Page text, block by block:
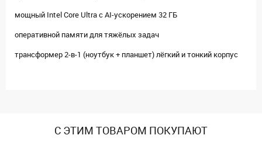
мощный Intel Core Ultra с AI-ускорением 32 ГБ
оперативной памяти для тяжёлых задач
трансформер 2-в-1 (ноутбук + планшет) лёгкий и тонкий корпус
С ЭТИМ ТОВАРОМ ПОКУПАЮТ